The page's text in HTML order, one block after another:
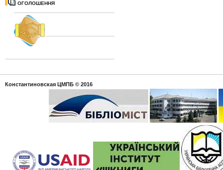
ОГОЛОШЕННЯ
Константиновская ЦМПБ © 2016